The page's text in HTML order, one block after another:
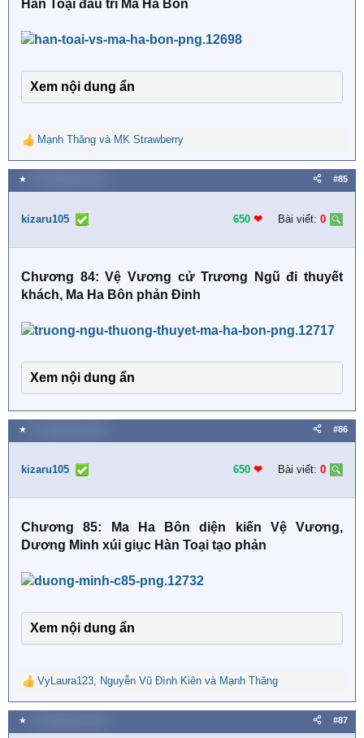
Hàn Toại đấu trí Ma Ha Bôn
Xem nội dung ẩn
R
e
a
c
i
n
:
Mạnh Thăng và MK Strawberry
★ #85
kizaru105 650 ❤︎ Bài viết: 0
Chương 84: Vệ Vương cử Trương Ngũ đi thuyết
khách, Ma Ha Bôn phản Đinh
Xem nội dung ẩn
★ #86
kizaru105 650 ❤︎ Bài viết: 0
Chương 85: Ma Ha Bôn diện kiến Vệ Vương,
Dương Minh xúi giục Hàn Toại tạo phản
Xem nội dung ẩn
R
e
a
c
VyLaura123 Nguyễn Vũ Đình Kiên và Mạnh Thăng
★ #87